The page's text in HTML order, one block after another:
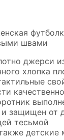
швами
джерси
хлопка
и защищен от
тесьмой
детские